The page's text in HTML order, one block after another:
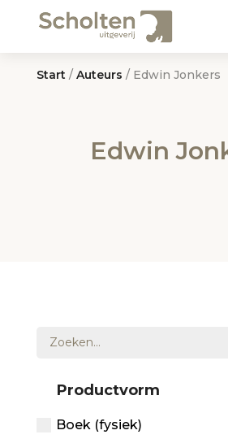
Start / Auteurs / Edwin Jonkers
Edwin
Productvorm
Boek (fysiek)